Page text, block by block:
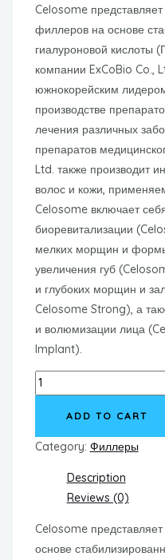
Celosome
филлеров на основе
гиалуроновой кислоты
компании ExCoBio Co.,
южнокорейским
производстве
лечения различных
препаратов
Ltd. также производит
волос и кожи,
Celosome включает
биоревитализации
мелких морщин и
увеличения губ
и глубоких морщин и
Celosome Strong), а
и волюмизации лица
Implant).
CELOSOME
SOFT
quantityADD TO CART
Category: Филлеры
Description
Reviews (0)
Celosome
основе